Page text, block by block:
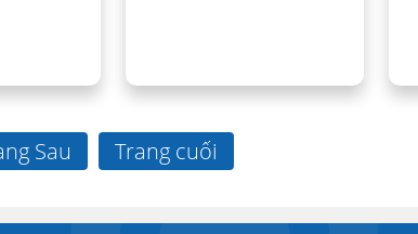
Sau Trang cuối